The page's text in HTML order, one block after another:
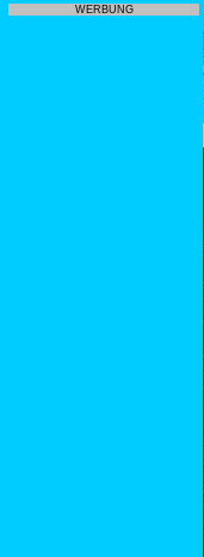
WERBUNG